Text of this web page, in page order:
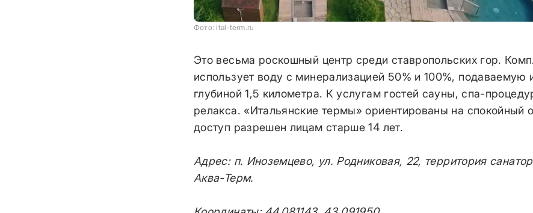
Фото: ital-term.ru
Это весьма роскошный центр среди ставропольских гор.
использует воду с минерализацией 50% и 100%, подаваемую
глубиной 1,5 километра. К услугам гостей сауны, спа-
релакса. «Итальянские термы» ориентированы на спокойный
доступ разрешен лицам старше 14 лет.
Адрес: п. Иноземцево, ул. Родниковая, 22, территория
Аква-Терм.